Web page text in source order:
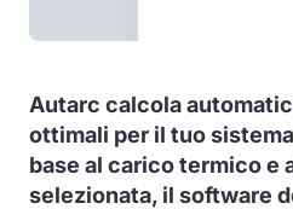
Autarc calcola
ottimali per il tuo
base al carico termico e
selezionata, il software